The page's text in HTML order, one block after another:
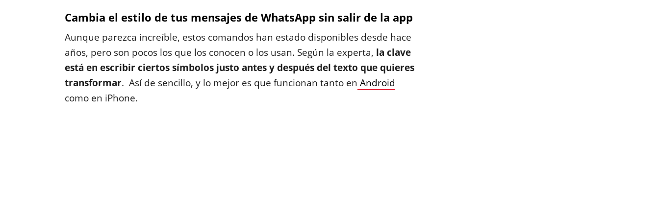
Cambia el estilo de tus mensajes de WhatsApp sin salir de la app
Aunque parezca increíble, estos comandos han estado disponibles desde hace
años, pero son pocos los que los conocen o los usan. Según la experta, la clave
está en escribir ciertos símbolos justo antes y después del texto que quieres
transformar. Así de sencillo, y lo mejor es que funcionan tanto en Android
como en iPhone.